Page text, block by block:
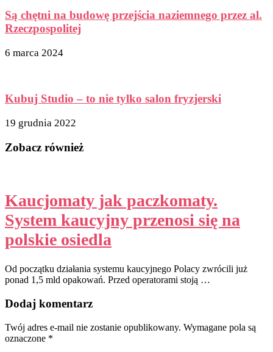
Są chętni na budowę przejścia naziemnego przez al.
Rzeczpospolitej
6 marca 2024
Kubuj Studio – to nie tylko salon fryzjerski
19 grudnia 2022
Zobacz również
Kaucjomaty jak paczkomaty.
System kaucyjny przenosi się na
polskie osiedla
Od początku działania systemu kaucyjnego Polacy zwrócili już
ponad 1,5 mld opakowań. Przed operatorami stoją …
Dodaj komentarz
Twój adres e-mail nie zostanie opublikowany. Wymagane pola są
oznaczone *